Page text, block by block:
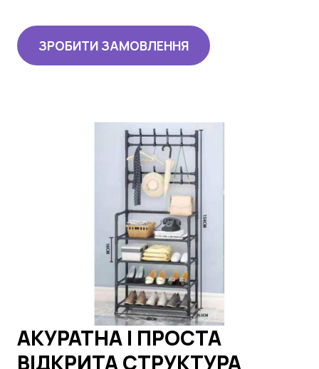
ЗРОБИТИ ЗАМОВЛЕННЯ
АКУРАТНА І ПРОСТА
ВІДКРИТА СТРУКТУРА